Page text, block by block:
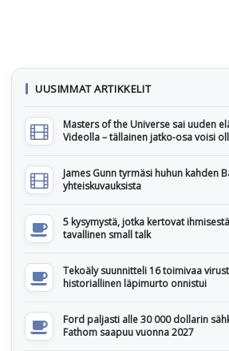
UUSIMMAT ARTIKKELIT
Masters of the Universe sai uuden
Videolla – tällainen jatko-osa voisi
James Gunn tyrmäsi huhun kahden
yhteiskuvauksista
5 kysymystä, jotka kertovat
tavallinen small talk
Tekoäly suunnitteli 16 toimivaa
historiallinen läpimurto onnistui
Ford paljasti alle 30 000 dollarin
Fathom saapuu vuonna 2027